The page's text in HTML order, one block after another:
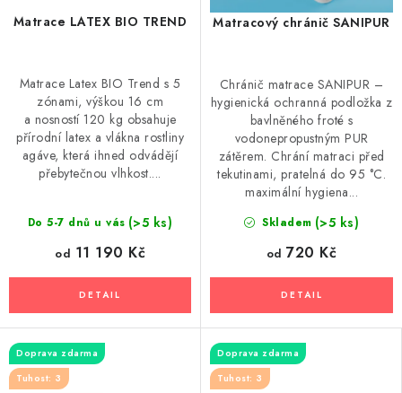
Matrace LATEX BIO TREND
Do 5-7 dnů u vás (>5 ks)
od 11 190 Kč
Matrace Latex BIO Trend s 5
zónami, výškou 16 cm
a nosností 120 kg obsahuje
přírodní latex a vlákna rostliny
agáve, která ihned odvádějí
přebytečnou vlhkost....
Matracový chránič SANIPUR
Skladem (>5 ks)
od 720 Kč
Chránič matrace SANIPUR –
hygienická ochranná podložka z
bavlněného froté s
vodonepropustným PUR
zátěrem. Chrání matraci před
tekutinami, pratelná do 95 °C.
maximální hygiena...
Doprava zdarma
Tuhost: 3
Doprava zdarma
Tuhost: 3